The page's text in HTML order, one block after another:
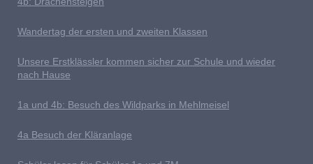
Wandertag der ersten und zweiten Klassen
Unsere Erstklässler kommen sicher zur Schule und wieder
nach Hause
1a und 4b: Besuch des Wildparks in Mehlmeisel
4a Besuch der Kläranlage